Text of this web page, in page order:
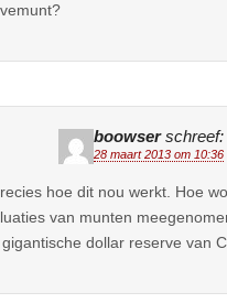
boowser schreef:
28 maart 2013 om 10:36
hoe dit nou werkt. Hoe
van munten
dollar reserve van